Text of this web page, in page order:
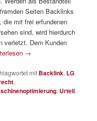
Seiten Backlinks
die mit frei erfundenen
sind, wird hierdurch
verletzt. Dem Kunden
→
mit Backlink, LG
,
, Urteil,